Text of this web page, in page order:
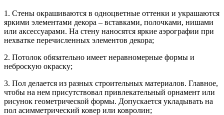
1. Стены окрашиваются в одноцветные оттенки и украшаются
яркими элементами декора – вставками, полочками, нишами
или аксессуарами. На стену наносятся яркие аэрографии при
нехватке перечисленных элементов декора;
2. Потолок обязательно имеет неравномерные формы и
неброскую окраску;
3. Пол делается из разных строительных материалов. Главное,
чтобы на нем присутствовал привлекательный орнамент или
рисунок геометрической формы. Допускается укладывать на
пол асимметрический ковер или ковролин;